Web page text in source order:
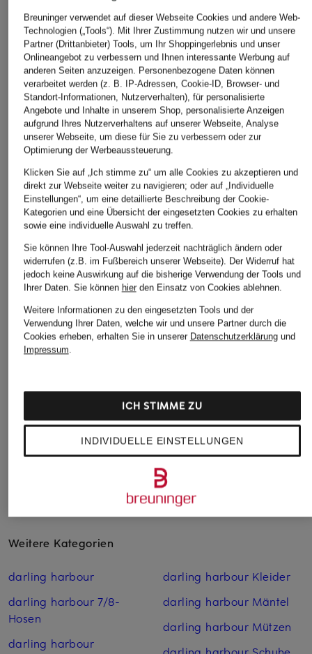
MRS & HUGS
Jacke in Lederoptik
MRS & HUGS
Jacke
darling harbour
Jerseyjacke in
Weitere Kategorien
darling harbour
darling harbour 7/8-
Hosen
darling harbour
darling harbour Kleider
darling harbour Mäntel
darling harbour Mützen
Breuninger verwendet auf dieser Webseite Cookies und andere Web-
Technologien („Tools“). Mit Ihrer Zustimmung nutzen wir und unsere
Partner (Drittanbieter) Tools, um Ihr Shoppingerlebnis und unser
Onlineangebot zu verbessern und Ihnen interessante Werbung auf
anderen Seiten anzuzeigen. Personenbezogene Daten können
verarbeitet werden (z. B. IP-Adressen, Cookie-ID, Browser- und
Standort-Informationen, Nutzerverhalten), für personalisierte
Angebote und Inhalte in unserem Shop, personalisierte Anzeigen
aufgrund Ihres Nutzerverhaltens auf unserer Webseite, Analyse
unserer Webseite, um diese für Sie zu verbessern oder zur
Optimierung der Werbeaussteuerung.
Klicken Sie auf „Ich stimme zu“ um alle Cookies zu akzeptieren und
direkt zur Webseite weiter zu navigieren; oder auf „Individuelle
Einstellungen“, um eine detaillierte Beschreibung der Cookie-
Kategorien und eine Übersicht der eingesetzten Cookies zu erhalten
sowie eine individuelle Auswahl zu treffen.
Sie können Ihre Tool-Auswahl jederzeit nachträglich ändern oder
widerrufen (z.B. im Fußbereich unserer Webseite). Der Widerruf hat
jedoch keine Auswirkung auf die bisherige Verwendung der Tools und
Ihrer Daten. Sie können hierden Einsatz von Cookies ablehnen.
Weitere Informationen zu den eingesetzten Tools und der
Verwendung Ihrer Daten, welche wir und unsere Partner durch die
Cookies erheben, erhalten Sie in unserer Datenschutzerklärungund
Impressum.
INDIVIDUELLE EINSTELLUNGEN
ICH STIMME ZU